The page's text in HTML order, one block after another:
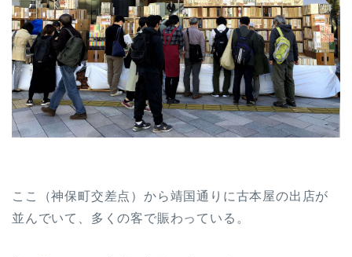
ここ（神保町交差点）から靖国通りに古本屋の出店が
並んでいて、多くの客で賑わっている。